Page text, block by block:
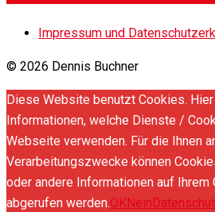
Impressum und
© 2026 Dennis Buchner
Diese Website benutzt Cookies.
Informationen, welche Dienste /
Webseite verwenden. Für die Ihnen
Verarbeitungszwecke können
oder andere Informationen auf
abgerufen werden.OKNein